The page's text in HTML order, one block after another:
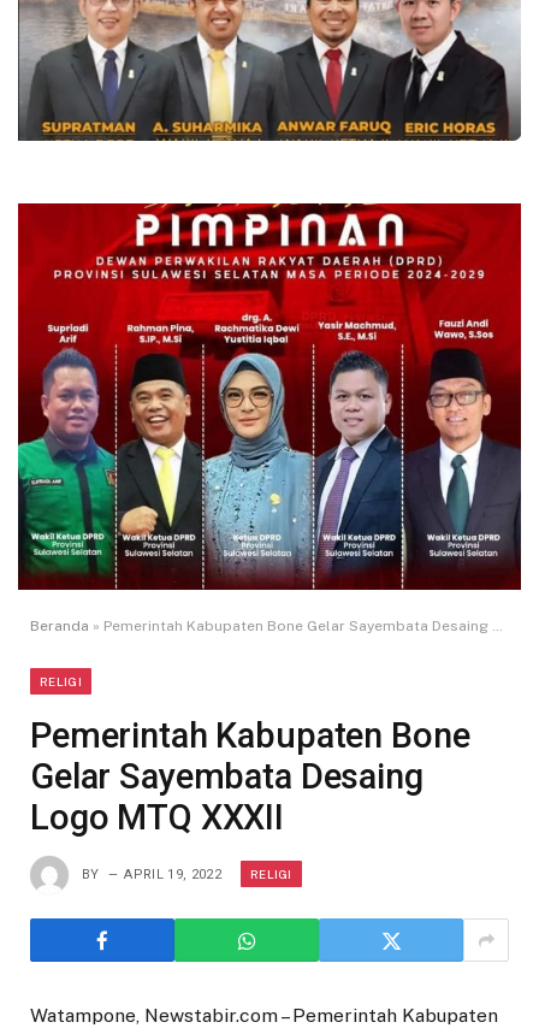
Beranda » Pemerintah Kabupaten Bone Gelar Sayembata Desaing Logo MTQ XXXII
RELIGI
Pemerintah Kabupaten Bone
Gelar Sayembata Desaing
Logo MTQ XXXII
BY APRIL 19, 2022 RELIGI
Watampone, Newstabir.com – Pemerintah Kabupaten